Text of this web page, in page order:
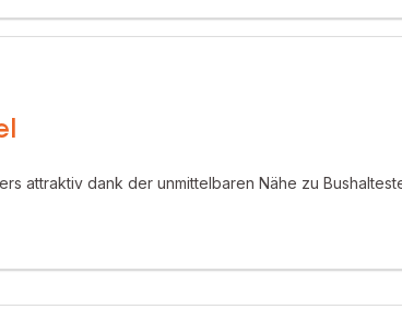
1 WC
attraktiv dank der unmittelbaren Nähe zu